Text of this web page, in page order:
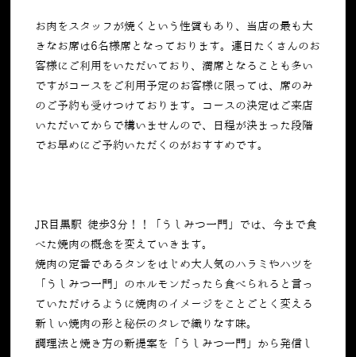
お肉をスタッフが焼くという性質もあり、当店の最も大
きなお席は6名様席となっております。連日たくさんのお
客様にご利用をいただいており、満席となることも多い
ですがコースをご利用予定のお客様に限っては、席のみ
のご予約も受けつけております。コースの決定はご来店
いただいてからで構いませんので、日程が決まった段階
でお早めにご予約いただくのがおすすめです。
JR目黒駅 徒歩3分！！「うしみつ一門」では、今まで食
べた焼肉の概念を変えていきます。
焼肉の定番であるタンをはじめ大人気のハラミやハツを
「うしみつ一門」のホルモンだったら食べられると言っ
ていただけるように焼肉のイメージをことごとく変える
新しい焼肉の形と秘伝のタレで織りなす味。
調理法と焼き方の新提案を「うしみつ一門」から発信し